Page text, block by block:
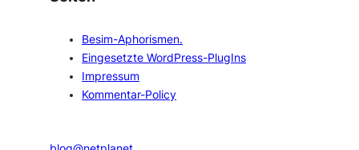
Besim-Aphorismen.
Eingesetzte WordPress-PlugIns
Impressum
Kommentar-Policy